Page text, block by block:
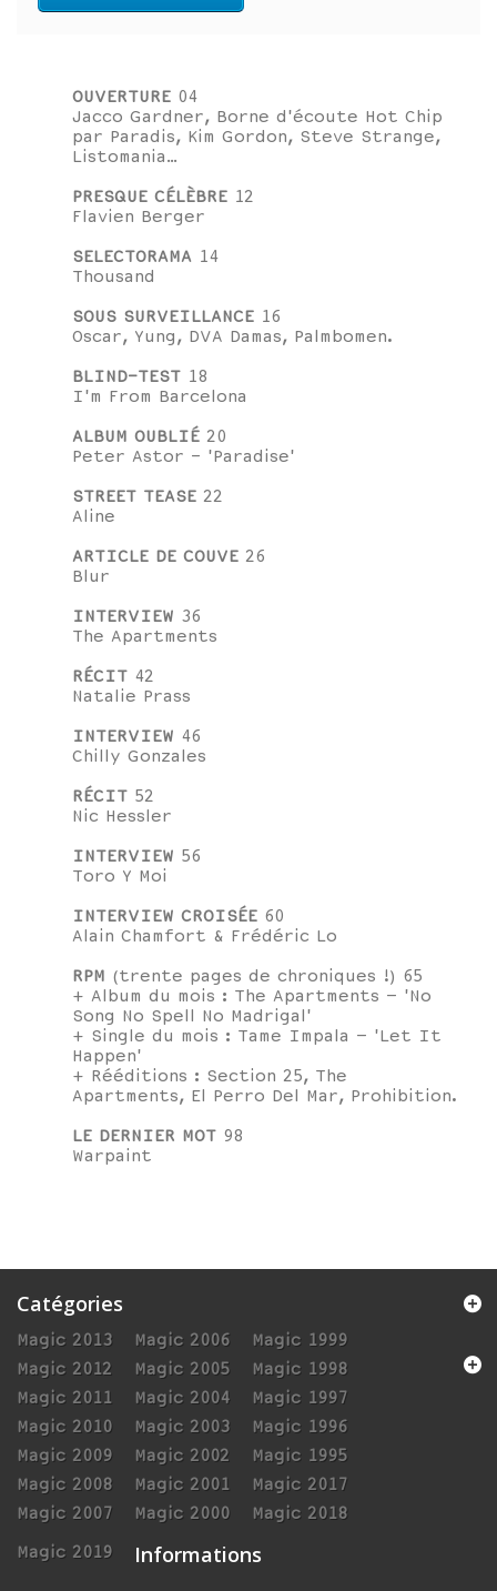
OUVERTURE 04
Jacco Gardner, Borne d'écoute Hot Chip
par Paradis, Kim Gordon, Steve Strange,
Listomania…
PRESQUE CÉLÈBRE 12
Flavien Berger
SELECTORAMA 14
Thousand
SOUS SURVEILLANCE 16
Oscar, Yung, DVA Damas, Palmbomen.
BLIND-TEST 18
I'm From Barcelona
ALBUM OUBLIÉ 20
Peter Astor - 'Paradise'
STREET TEASE 22
Aline
ARTICLE DE COUVE 26
Blur
INTERVIEW 36
The Apartments
RÉCIT 42
Natalie Prass
INTERVIEW 46
Chilly Gonzales
RÉCIT 52
Nic Hessler
INTERVIEW 56
Toro Y Moi
INTERVIEW CROISÉE 60
Alain Chamfort & Frédéric Lo
RPM (trente pages de chroniques !) 65
+ Album du mois : The Apartments – 'No
Song No Spell No Madrigal'
+ Single du mois : Tame Impala – 'Let It
Happen'
+ Rééditions : Section 25, The
Apartments, El Perro Del Mar, Prohibition.
LE DERNIER MOT 98
Warpaint
Catégories
Magic 2013
Magic 2012
Magic 2011
Magic 2010
Magic 2009
Magic 2008
Magic 2007
Magic 2006
Magic 2005
Magic 2004
Magic 2003
Magic 2002
Magic 2001
Magic 2000
Magic 1999
Magic 1998
Magic 1997
Magic 1996
Magic 1995
Magic 2017
Magic 2018
Magic 2019
Informations